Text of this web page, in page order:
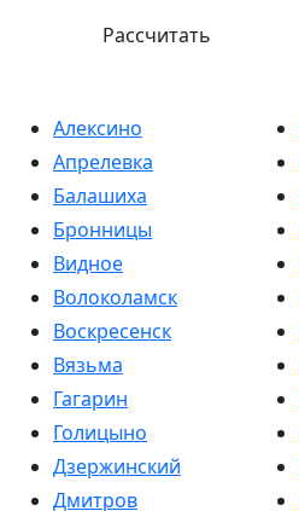
Рассчитать
Алексино
Апрелевка
Балашиха
Бронницы
Видное
Волоколамск
Воскресенск
Вязьма
Гагарин
Голицыно
Дзержинский
Дмитров